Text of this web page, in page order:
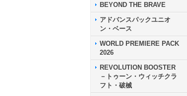
BEYOND THE BRAVE
アドバンスパックユニオ
ン・ベース
WORLD PREMIERE PACK
2026
REVOLUTION BOOSTER
－トゥーン・ウィッチクラ
フト・破械